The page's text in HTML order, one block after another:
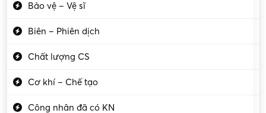
Bảo vệ – Vệ sĩ
Biên – Phiên dịch
Chất lượng CS
Cơ khí – Chế tạo
Công nhân đã có KN